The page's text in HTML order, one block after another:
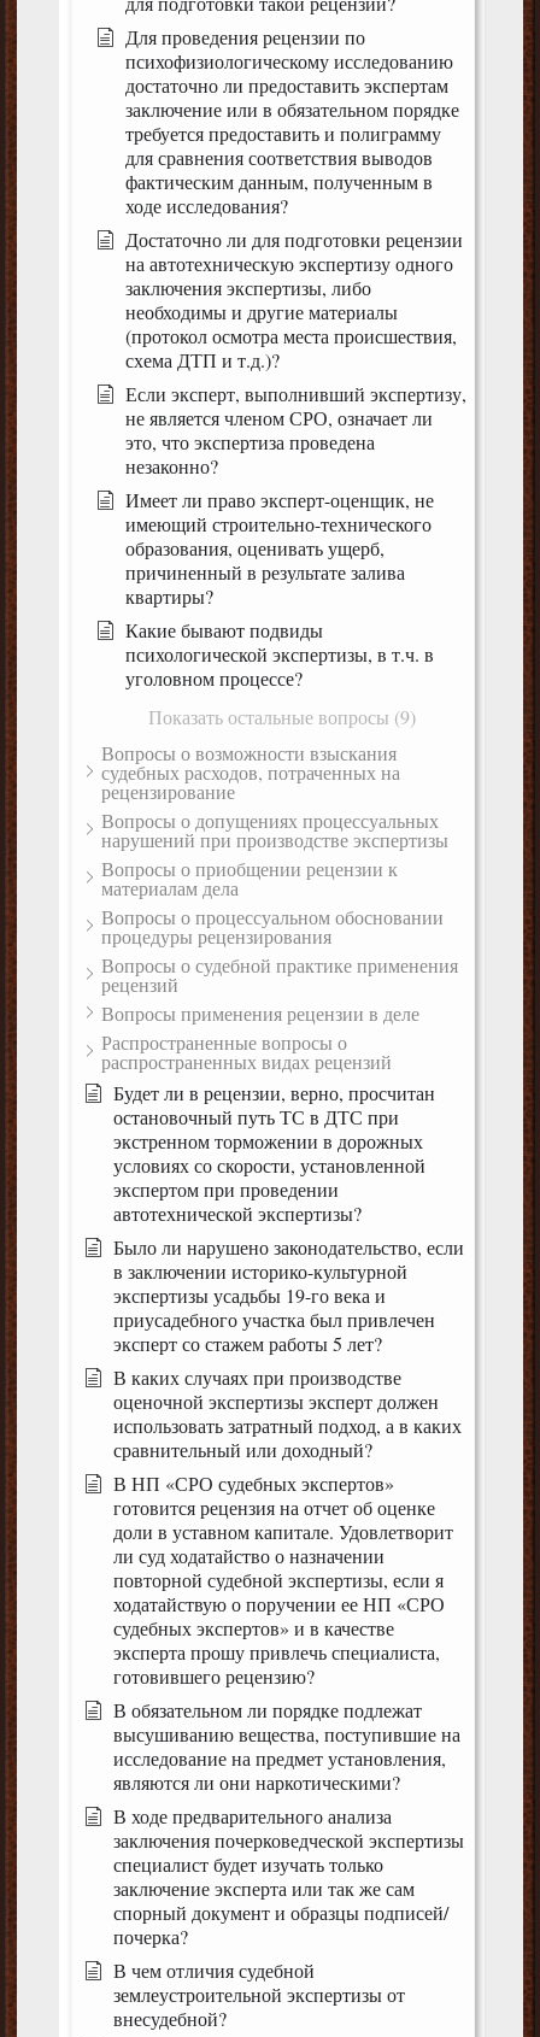
Для проведения рецензии по
психофизиологическому исследованию
достаточно ли предоставить экспертам
заключение или в обязательном порядке
требуется предоставить и полиграмму
для сравнения соответствия выводов
фактическим данным, полученным в
ходе исследования?
Достаточно ли для подготовки рецензии
на автотехническую экспертизу одного
заключения экспертизы, либо
необходимы и другие материалы
(протокол осмотра места происшествия,
схема ДТП и т.д.)?
Если эксперт, выполнивший экспертизу,
не является членом СРО, означает ли
это, что экспертиза проведена
незаконно?
Имеет ли право эксперт-оценщик, не
имеющий строительно-технического
образования, оценивать ущерб,
причиненный в результате залива
квартиры?
Какие бывают подвиды
психологической экспертизы, в т.ч. в
уголовном процессе?
Показать остальные вопросы (9)
Вопросы о возможности взыскания
судебных расходов, потраченных на
рецензирование
Вопросы о допущениях процессуальных
нарушений при производстве экспертизы
Вопросы о приобщении рецензии к
материалам дела
Вопросы о процессуальном обосновании
процедуры рецензирования
Вопросы о судебной практике применения
рецензий
Вопросы применения рецензии в деле
Распространенные вопросы о
распространенных видах рецензий
Будет ли в рецензии, верно, просчитан
остановочный путь ТС в ДТС при
экстренном торможении в дорожных
условиях со скорости, установленной
экспертом при проведении
автотехнической экспертизы?
Было ли нарушено законодательство, если
в заключении историко-культурной
экспертизы усадьбы 19-го века и
приусадебного участка был привлечен
эксперт со стажем работы 5 лет?
В каких случаях при производстве
оценочной экспертизы эксперт должен
использовать затратный подход, а в каких
сравнительный или доходный?
В НП «СРО судебных экспертов»
готовится рецензия на отчет об оценке
доли в уставном капитале. Удовлетворит
ли суд ходатайство о назначении
повторной судебной экспертизы, если я
ходатайствую о поручении ее НП «СРО
судебных экспертов» и в качестве
эксперта прошу привлечь специалиста,
готовившего рецензию?
В обязательном ли порядке подлежат
высушиванию вещества, поступившие на
исследование на предмет установления,
являются ли они наркотическими?
В ходе предварительного анализа
заключения почерковедческой экспертизы
специалист будет изучать только
заключение эксперта или так же сам
спорный документ и образцы подписей/
почерка?
В чем отличия судебной
землеустроительной экспертизы от
внесудебной?